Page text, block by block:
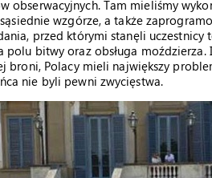
obserwacyjnych. Tam mieliśmy
wzgórze, a także
przed którymi stanęli
polu bitwy oraz obsługa
broni, Polacy mieli największy
nie byli pewni zwycięstwa.